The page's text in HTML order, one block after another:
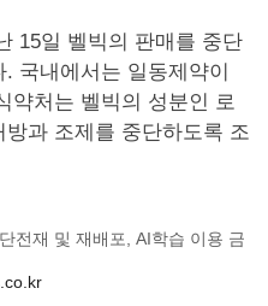
15일 벨빅의 판매를 중단
국내에서는 일동제약이
약처는 벨빅의 성분인 로
과 조제를 중단하도록 조
전재 및 재배포, AI학습 이용 금